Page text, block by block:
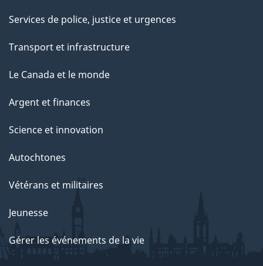
Services de police, justice et urgences
Transport et infrastructure
Le Canada et le monde
Argent et finances
Science et innovation
Autochtones
Vétérans et militaires
Jeunesse
Gérer les événements de la vie